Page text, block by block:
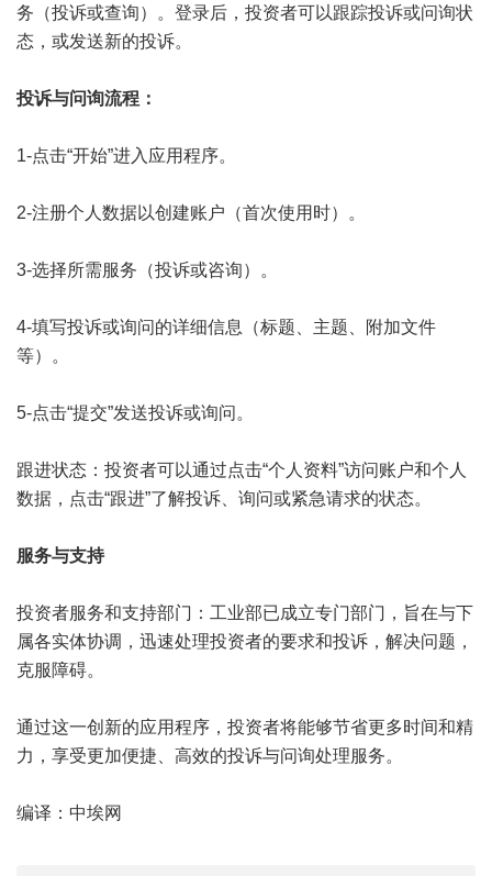
务（投诉或查询）。登录后，投资者可以跟踪投诉或问询状
态，或发送新的投诉。‌
投诉与问询流程‌：
1-点击“开始”进入应用程序。
2-注册个人数据以创建账户（首次使用时）。
3-选择所需服务（投诉或咨询）。
4-填写投诉或询问的详细信息（标题、主题、附加文件
等）。
5-点击“提交”发送投诉或询问。‌
跟进状态‌：投资者可以通过点击“个人资料”访问账户和个人
数据，点击“跟进”了解投诉、询问或紧急请求的状态。
服务与支持‌
投资者服务和支持部门‌：工业部已成立专门部门，旨在与下
属各实体协调，迅速处理投资者的要求和投诉，解决问题，
克服障碍。
通过这一创新的应用程序，投资者将能够节省更多时间和精
力，享受更加便捷、高效的投诉与问询处理服务。
编译：中埃网